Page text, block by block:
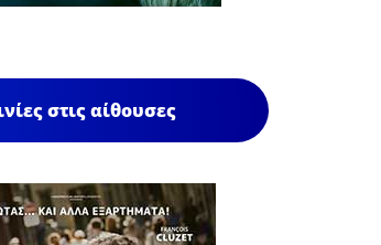
στις αίθουσες